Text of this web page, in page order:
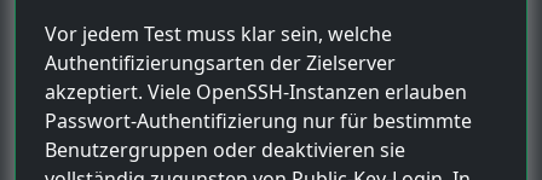
Vor jedem Test muss klar sein, welche
Authentifizierungsarten der Zielserver
akzeptiert. Viele OpenSSH-Instanzen erlauben
Passwort-Authentifizierung nur für bestimmte
Benutzergruppen oder deaktivieren sie